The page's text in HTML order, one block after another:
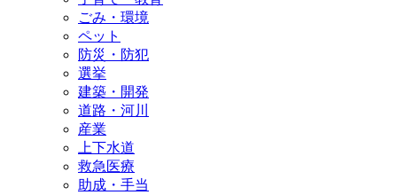
ごみ・環境
ペット
防災・防犯
選挙
建築・開発
道路・河川
産業
上下水道
救急医療
助成・手当